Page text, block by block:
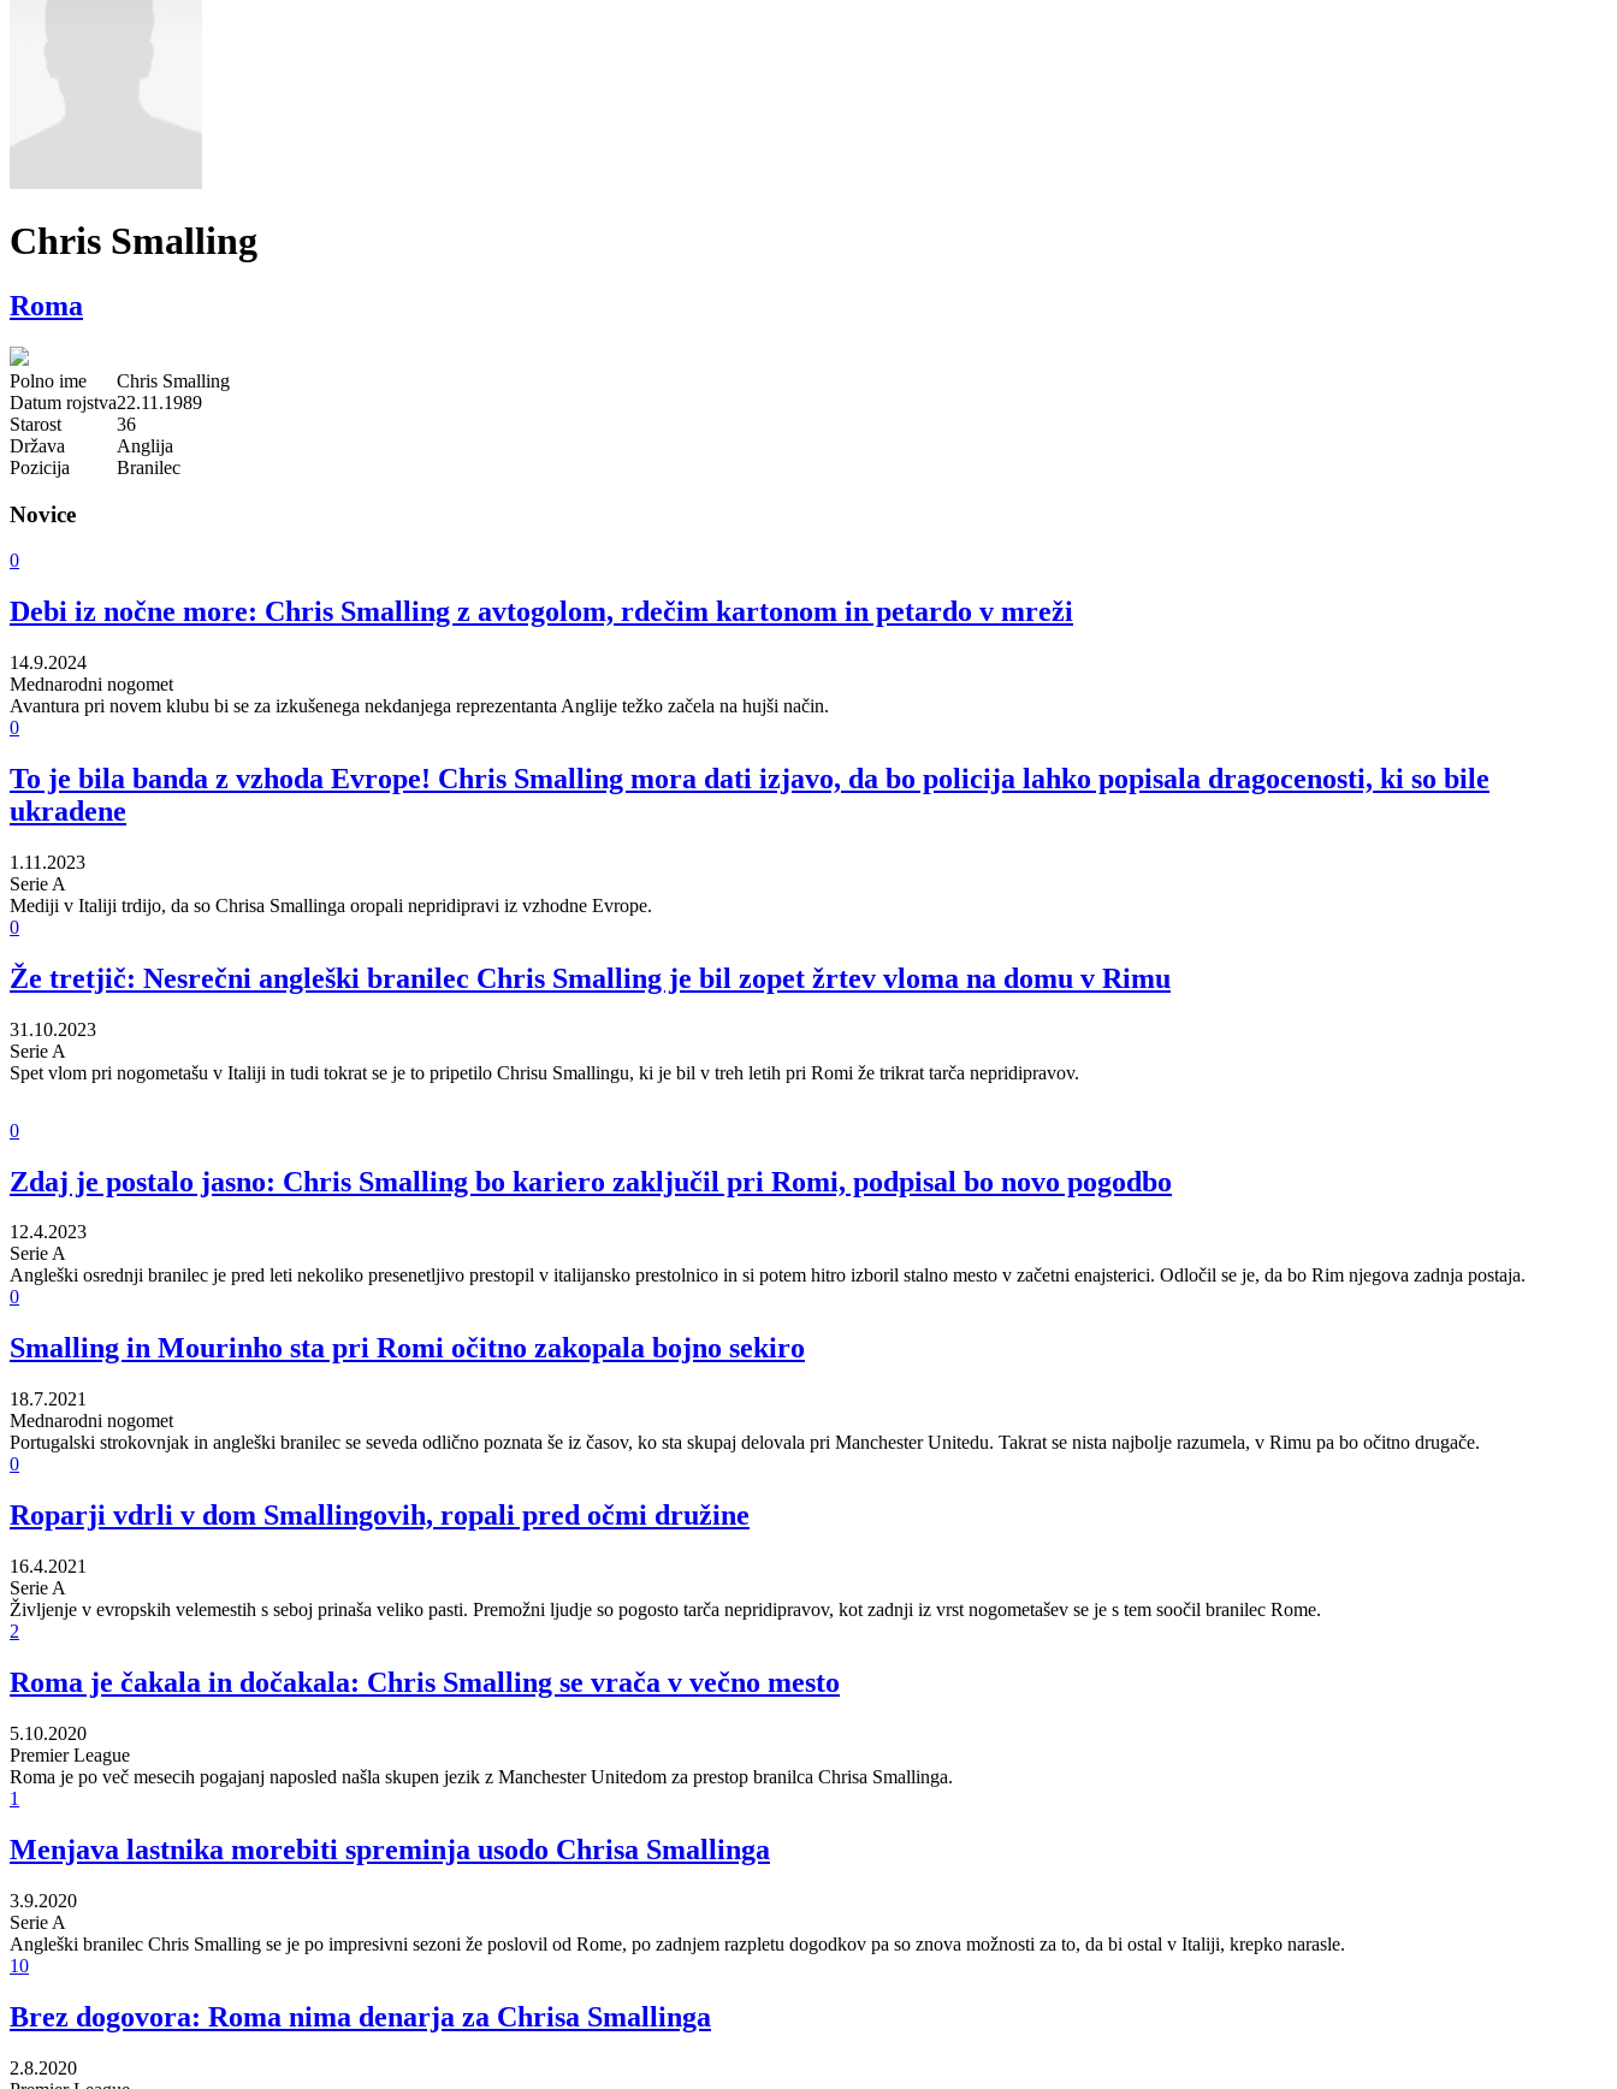
Chris Smalling
Roma
Polno ime
Chris Smalling
Datum rojstva22.11.1989
Starost
36
Država
Anglija
Pozicija
Branilec
Novice
0
Debi iz nočne more: Chris Smalling z avtogolom, rdečim kartonom in petardo v mreži
14.9.2024
Mednarodni nogomet
Avantura pri novem klubu bi se za izkušenega nekdanjega reprezentanta Anglije težko začela na hujši način.
0
To je bila banda z vzhoda Evrope! Chris Smalling mora dati izjavo, da bo policija lahko popisala dragocenosti, ki so bile
ukradene
1.11.2023
Serie A
Mediji v Italiji trdijo, da so Chrisa Smallinga oropali nepridipravi iz vzhodne Evrope.
0
Že tretjič: Nesrečni angleški branilec Chris Smalling je bil zopet žrtev vloma na domu v Rimu
31.10.2023
Serie A
Spet vlom pri nogometašu v Italiji in tudi tokrat se je to pripetilo Chrisu Smallingu, ki je bil v treh letih pri Romi že trikrat tarča nepridipravov.
0
Zdaj je postalo jasno: Chris Smalling bo kariero zaključil pri Romi, podpisal bo novo pogodbo
12.4.2023
Serie A
Angleški osrednji branilec je pred leti nekoliko presenetljivo prestopil v italijansko prestolnico in si potem hitro izboril stalno mesto v začetni enajsterici. Odločil se je, da bo Rim njegova zadnja postaja.
0
Smalling in Mourinho sta pri Romi očitno zakopala bojno sekiro
18.7.2021
Mednarodni nogomet
Portugalski strokovnjak in angleški branilec se seveda odlično poznata še iz časov, ko sta skupaj delovala pri Manchester Unitedu. Takrat se nista najbolje razumela, v Rimu pa bo očitno drugače.
0
Roparji vdrli v dom Smallingovih, ropali pred očmi družine
16.4.2021
Serie A
Življenje v evropskih velemestih s seboj prinaša veliko pasti. Premožni ljudje so pogosto tarča nepridipravov, kot zadnji iz vrst nogometašev se je s tem soočil branilec Rome.
2
Roma je čakala in dočakala: Chris Smalling se vrača v večno mesto
5.10.2020
Premier League
Roma je po več mesecih pogajanj naposled našla skupen jezik z Manchester Unitedom za prestop branilca Chrisa Smallinga.
1
Menjava lastnika morebiti spreminja usodo Chrisa Smallinga
3.9.2020
Serie A
Angleški branilec Chris Smalling se je po impresivni sezoni že poslovil od Rome, po zadnjem razpletu dogodkov pa so znova možnosti za to, da bi ostal v Italiji, krepko narasle.
10
Brez dogovora: Roma nima denarja za Chrisa Smallinga
2.8.2020